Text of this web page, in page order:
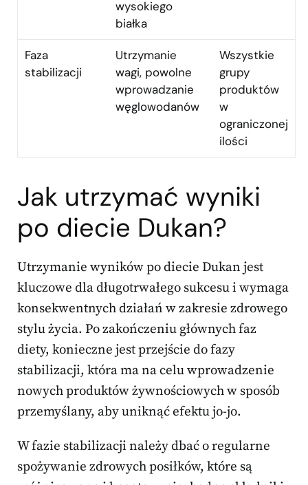
wysokiego
białka
Faza
stabilizacji
Utrzymanie
wagi, powolne
wprowadzanie
węglowodanów
Wszystkie
grupy
produktów
w
ograniczonej
ilości
Jak utrzymać wyniki
po diecie Dukan?
Utrzymanie wyników po diecie Dukan jest
kluczowe dla długotrwałego sukcesu i wymaga
konsekwentnych działań w zakresie zdrowego
stylu życia. Po zakończeniu głównych faz
diety, konieczne jest przejście do fazy
stabilizacji, która ma na celu wprowadzenie
nowych produktów żywnościowych w sposób
przemyślany, aby uniknąć efektu jo-jo.
W fazie stabilizacji należy dbać o regularne
spożywanie zdrowych posiłków, które są